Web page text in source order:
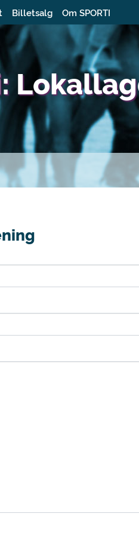
Billetsalg Om SPORTI